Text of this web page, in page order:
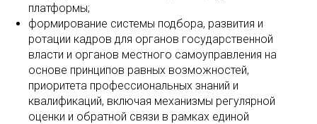
платформы;
формирование системы подбора, развития и
ротации кадров для органов государственной
власти и органов местного самоуправления на
основе принципов равных возможностей,
приоритета профессиональных знаний и
квалификаций, включая механизмы регулярной
оценки и обратной связи в рамках единой